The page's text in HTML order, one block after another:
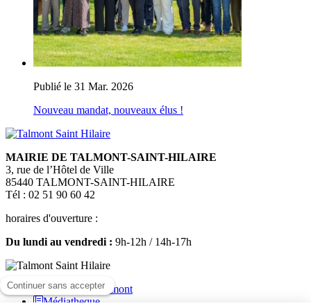
Publié le 31 Mar. 2026
Nouveau mandat, nouveaux élus !
MAIRIE DE TALMONT-SAINT-HILAIRE
3, rue de l’Hôtel de Ville
85440 TALMONT-SAINT-HILAIRE
Tél : 02 51 90 60 42
horaires d'ouverture :
Du lundi au vendredi : 9h-12h / 14h-17h
Médiatheque